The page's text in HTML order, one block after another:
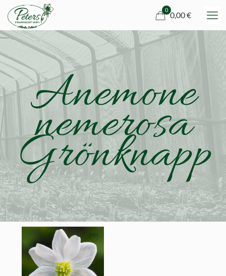
0
0,00 €
Anemone
nemerosa
Grönknapp